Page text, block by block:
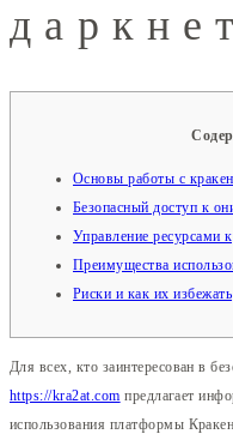
даркнет
Основы работы с кракен
Безопасный доступ к
Управление ресурсами
Преимущества
Риски и как их избежать
Для всех, кто заинтересован в
https://kra2at.com предлагает
использования платформы